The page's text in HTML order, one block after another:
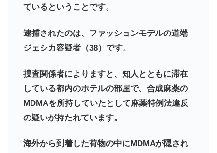
ているということです。
逮捕されたのは、ファッションモデルの道端
ジェシカ容疑者（38）です。
捜査関係者によりますと、知人とともに滞在
している都内のホテルの部屋で、合成麻薬の
MDMAを所持していたとして麻薬特例法違反
の疑いが持たれています。
海外から到着した荷物の中にMDMAが隠され